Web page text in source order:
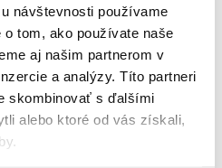
návštevnosti používame
tom, ako používate naše
aj našim partnerom v
a analýzy. Títo partneri
skombinovať s ďalšími
alebo ktoré od vás získali,
s teplým, studeným a
VIAC